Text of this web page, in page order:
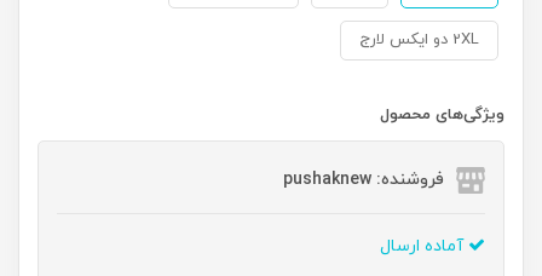
2XL دو ایکس لارج
ویژگی‌های محصول
فروشنده: pushaknew
آماده ارسال